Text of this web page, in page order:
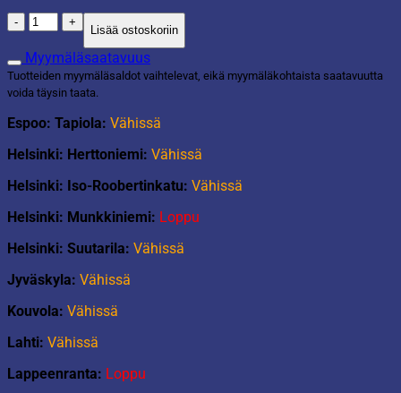
Tekokasvi
fiikus
120cm
määrä
Lisää ostoskoriin
Myymäläsaatavuus
Tuotteiden myymäläsaldot vaihtelevat, eikä myymäläkohtaista saatavuutta
voida täysin taata.
Espoo: Tapiola: Vähissä
Helsinki: Herttoniemi: Vähissä
Helsinki: Iso-Roobertinkatu: Vähissä
Helsinki: Munkkiniemi: Loppu
Helsinki: Suutarila: Vähissä
Jyväskyla: Vähissä
Kouvola: Vähissä
Lahti: Vähissä
Lappeenranta: Loppu